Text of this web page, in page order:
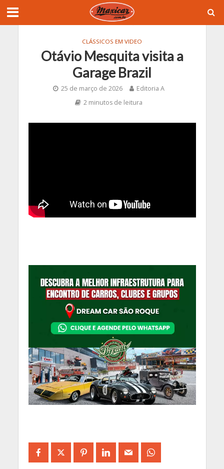
CLÁSSICOS EM VIDEO
Otávio Mesquita visita a
Garage Brazil
25 de março de 2026
Editoria A
2 minutos de leitura